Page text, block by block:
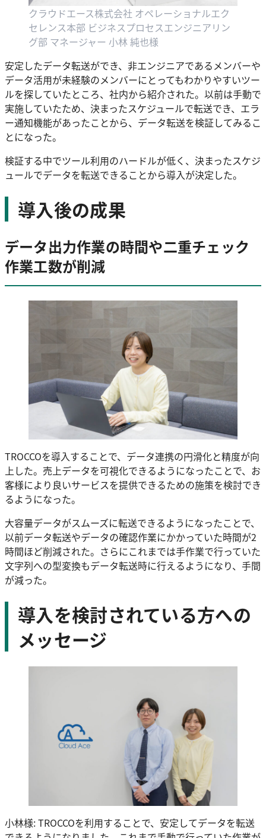
クラウドエース株式会社 オペレーショナルエク
セレンス本部 ビジネスプロセスエンジニアリン
グ部 マネージャー 小林 純也様
安定したデータ転送ができ、非エンジニアであるメンバーや
データ活用が未経験のメンバーにとってもわかりやすいツー
ルを探していたところ、社内から紹介された。以前は手動で
実施していたため、決まったスケジュールで転送でき、エラ
ー通知機能があったことから、データ転送を検証してみるこ
とになった。
検証する中でツール利用のハードルが低く、決まったスケジ
ュールでデータを転送できることから導入が決定した。
導入後の成果
データ出力作業の時間や二重チェック
作業工数が削減
TROCCOを導入することで、データ連携の円滑化と精度が向
上した。売上データを可視化できるようになったことで、お
客様により良いサービスを提供できるための施策を検討でき
るようになった。
大容量データがスムーズに転送できるようになったことで、
以前データ転送やデータの確認作業にかかっていた時間が2
時間ほど削減された。さらにこれまでは手作業で行っていた
文字列への型変換もデータ転送時に行えるようになり、手間
が減った。
導入を検討されている方への
メッセージ
小林様: TROCCOを利用することで、安定してデータを転送